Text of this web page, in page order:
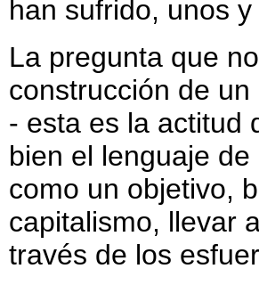
han sufrido, unos
La pregunta que
construcción de
- esta es la actitud
bien el lenguaje
como un objetivo,
capitalismo, llevar
través de los